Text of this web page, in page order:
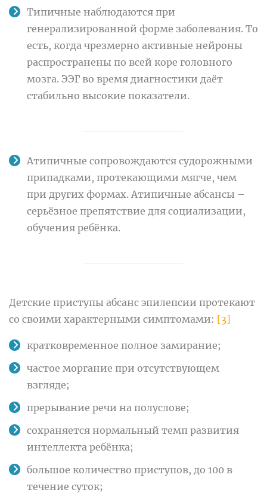
Типичные наблюдаются при
генерализированной форме заболевания. То
есть, когда чрезмерно активные нейроны
распространены по всей коре головного
мозга. ЭЭГ во время диагностики даёт
стабильно высокие показатели.
Атипичные сопровождаются судорожными
припадками, протекающими мягче, чем
при других формах. Атипичные абсансы –
серьёзное препятствие для социализации,
обучения ребёнка.
Детские приступы абсанс эпилепсии протекают
со своими характерными симптомами: [3]
кратковременное полное замирание;
частое моргание при отсутствующем
взгляде;
прерывание речи на полуслове;
сохраняется нормальный темп развития
интеллекта ребёнка;
большое количество приступов, до 100 в
течение суток;